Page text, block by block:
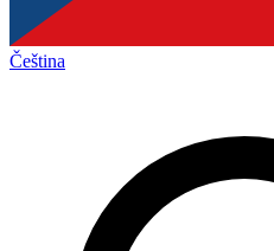
Čeština